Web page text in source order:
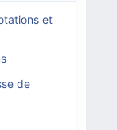
et
de